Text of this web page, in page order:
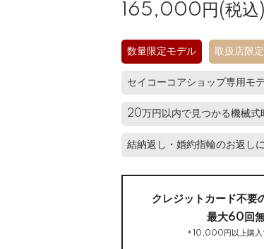
165,000円(税込)
数量限定モデル 取扱店限
セイコーコアショップ専用モ
20万円以内で見つかる機械式
結納返し・婚約指輪のお返し
クレジットカード不要
最大60回
＊10,000円以上購